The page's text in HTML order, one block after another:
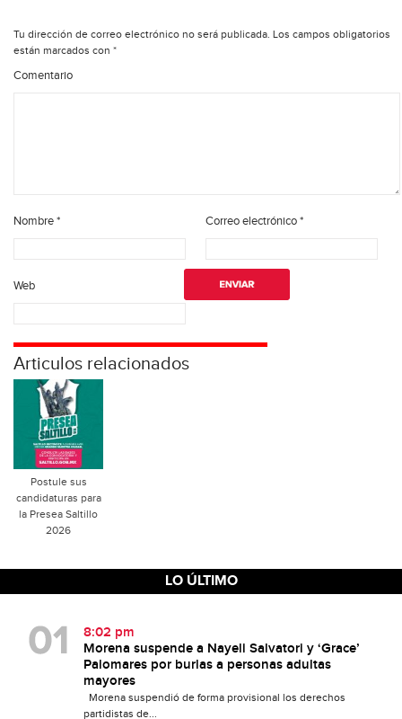
Tu dirección de correo electrónico no será publicada. Los campos obligatorios
están marcados con *
Comentario
Nombre* Correo electrónico*
Web
Articulos relacionados
Postule sus
candidaturas para
la Presea Saltillo
2026
LO ÚLTIMO
8:02 pm
Morena suspende a Nayeli Salvatori y ‘Grace’
Palomares por burlas a personas adultas
mayores
Morena suspendió de forma provisional los derechos
partidistas de...